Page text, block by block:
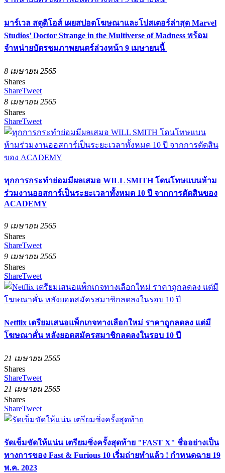
มาร์เวล สตูดิโอส์ เผยสปอตโฆษณาและโปสเตอร์ล่าสุด Marvel
Studios’ Doctor Strange in the Multiverse of Madness พร้อม
จำหน่ายบัตรชมภาพยนตร์ล่วงหน้า 9 เมษายนนี้
8 เมษายน 2565
Shares
ShareTweet
8 เมษายน 2565
Shares
ShareTweet
ทุกการกระทำย่อมมีผลเสมอ WILL SMITH โดนโทษแบนห้าม
ร่วมงานออสการ์เป็นระยะเวลาทั้งหมด 10 ปี จากการตัดสินของ
ACADEMY
9 เมษายน 2565
Shares
ShareTweet
9 เมษายน 2565
Shares
ShareTweet
Netflix เตรียมเสนอแพ็กเกจทางเลือกใหม่ ราคาถูกลดลง แต่มี
โฆษณาคั่น หลังยอดสมัครสมาชิกลดลงในรอบ 10 ปี
21 เมษายน 2565
Shares
ShareTweet
21 เมษายน 2565
Shares
ShareTweet
รัดเข็มขัดให้แน่น เตรียมซิ่งครั้งสุดท้าย "FAST X" ชื่ออย่างเป็น
ทางการของ Fast & Furious 10 เริ่มถ่ายทำแล้ว ! กำหนดฉาย 19
พ.ค. 2023